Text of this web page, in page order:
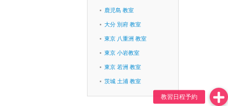
鹿児島 教室
大分 別府 教室
東京 八重洲 教室
東京 小岩教室
東京 若洲 教室
茨城 土浦 教室